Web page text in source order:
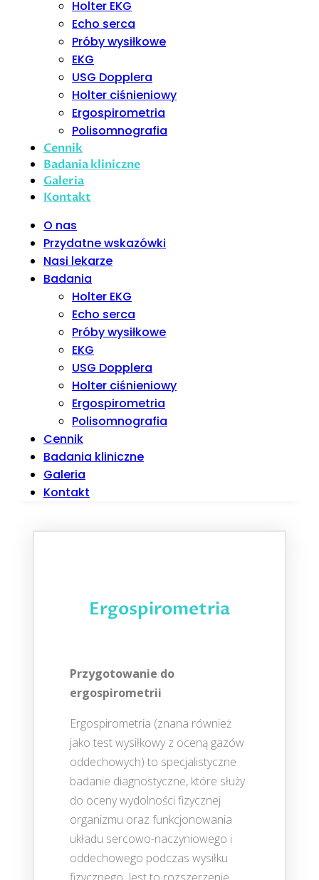
Holter EKG
Echo serca
Próby wysiłkowe
EKG
USG Dopplera
Holter ciśnieniowy
Ergospirometria
Polisomnografia
Cennik
Badania kliniczne
Galeria
Kontakt
O nas
Przydatne wskazówki
Nasi lekarze
Badania
Holter EKG
Echo serca
Próby wysiłkowe
EKG
USG Dopplera
Holter ciśnieniowy
Ergospirometria
Polisomnografia
Cennik
Badania kliniczne
Galeria
Kontakt
Ergospirometria
Przygotowanie do
ergospirometrii
Ergospirometria (znana również
jako test wysiłkowy z oceną gazów
oddechowych) to specjalistyczne
badanie diagnostyczne, które służy
do oceny wydolności fizycznej
organizmu oraz funkcjonowania
układu sercowo-naczyniowego i
oddechowego podczas wysiłku
fizycznego. Jest to rozszerzenie